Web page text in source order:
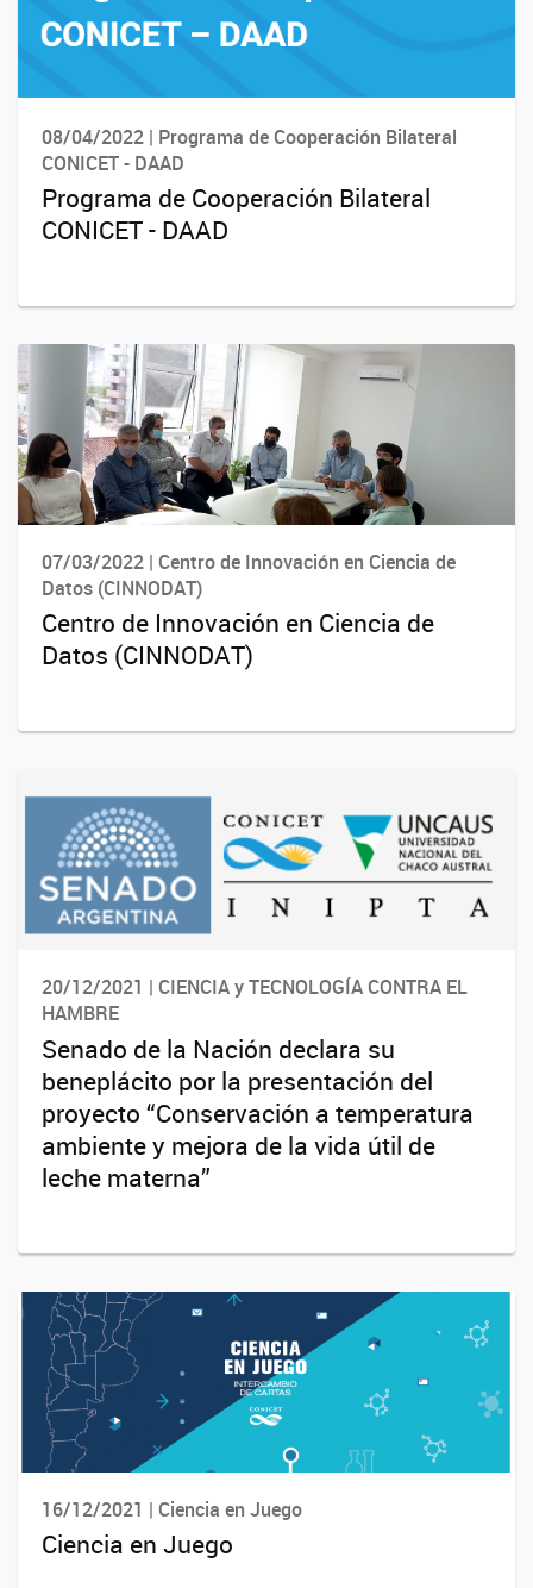
08/04/2022 | Programa de Cooperación Bilateral
CONICET - DAAD
Programa de Cooperación Bilateral
CONICET - DAAD
07/03/2022 | Centro de Innovación en Ciencia de
Datos (CINNODAT)
Centro de Innovación en Ciencia de
Datos (CINNODAT)
20/12/2021 | CIENCIA y TECNOLOGÍA CONTRA EL
HAMBRE
Senado de la Nación declara su
beneplácito por la presentación del
proyecto “Conservación a temperatura
ambiente y mejora de la vida útil de
leche materna”
16/12/2021 | Ciencia en Juego
Ciencia en Juego